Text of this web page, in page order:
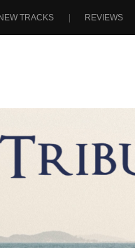
TRACKS REVIEWS